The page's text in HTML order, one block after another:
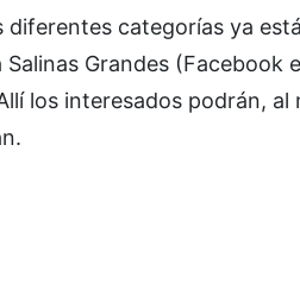
diferentes categorías ya
Grandes
los interesados podrán,